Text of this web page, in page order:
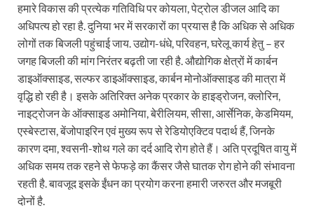
हमारे विकास की प्रत्येक गतिविधि पर कोयला, पेट्रोल डीजल आदि का
अधिपत्य हो रहा है. दुनिया भर में सरकारों का प्रयास है कि अधिक से अधिक
लोगों तक बिजली पहुंचाई जाय. उद्योग-धंधे, परिवहन, घरेलू कार्य हेतु – हर
जगह बिजली की मांग निरंतर बढ़ती जा रही है. औद्योगिक क्षेत्रों में कार्बन
डाइऑक्साइड, सल्फर डाइऑक्साइड, कार्बन मोनोऑक्साइड की मात्रा में
वृद्धि हो रही है। इसके अतिरिक्त अनेक प्रकार के हाइड्रोजन, क्लोरिन,
नाइट्रोजन के ऑक्साइड अमोनिया, बेरीलियम, सीसा, आर्सेनिक, केडमियम,
एस्बेस्टास, बेंजोपाइरिन एवं मुख्य रूप से रेडियोएक्टिव पदार्थ हैं, जिनके
कारण दमा, श्वसनी-शोथ गले का दर्द आदि रोग होते हैं। अति प्रदूषित वायु में
अधिक समय तक रहने से फेफड़े का कैंसर जैसे घातक रोग होने की संभावना
रहती है. बावजूद इसके ईंधन का प्रयोग करना हमारी जरुरत और मजबूरी
दोनों है.